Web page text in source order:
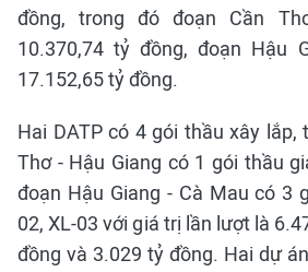
đồng, trong đó đoạn Cần
10.370,74 tỷ đồng, đoạn Hậu
17.152,65 tỷ đồng.
Hai DATP có 4 gói thầu xây lắp,
Thơ - Hậu Giang có 1 gói thầu
đoạn Hậu Giang - Cà Mau có 3
02, XL-03 với giá trị lần lượt là
đồng và 3.029 tỷ đồng. Hai dự